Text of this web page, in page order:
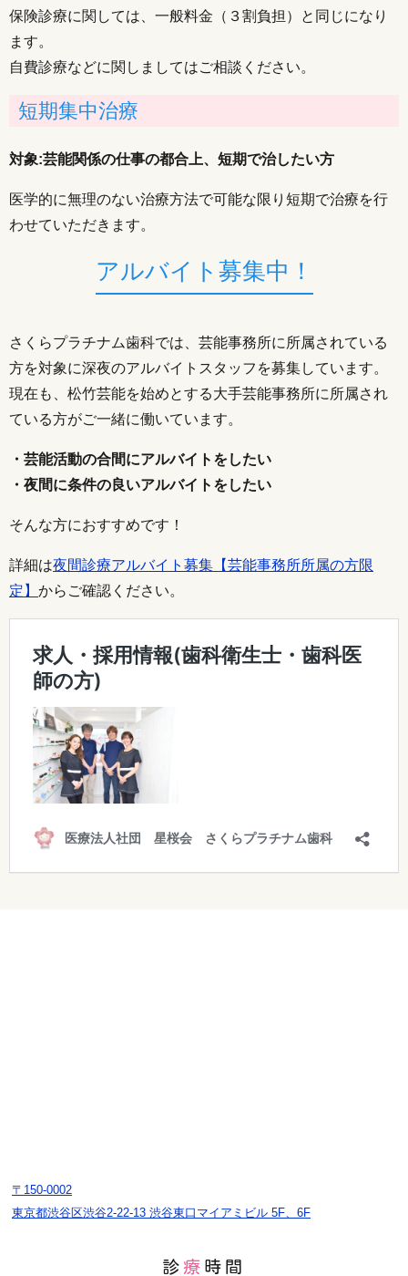
保険診療に関しては、一般料金（３割負担）と同じになり
ます。
自費診療などに関しましてはご相談ください。
短期集中治療
対象:芸能関係の仕事の都合上、短期で治したい方
医学的に無理のない治療方法で可能な限り短期で治療を行
わせていただきます。
アルバイト募集中！
さくらプラチナム歯科では、芸能事務所に所属されている
方を対象に深夜のアルバイトスタッフを募集しています。
現在も、松竹芸能を始めとする大手芸能事務所に所属され
ている方がご一緒に働いています。
・芸能活動の合間にアルバイトをしたい
・夜間に条件の良いアルバイトをしたい
そんな方におすすめです！
詳細は夜間診療アルバイト募集【芸能事務所所属の方限
定】 からご確認ください。
〒150-0002
東京都渋谷区渋谷2-22-13 渋谷東口マイアミビル 5F、6F
診 療 時間